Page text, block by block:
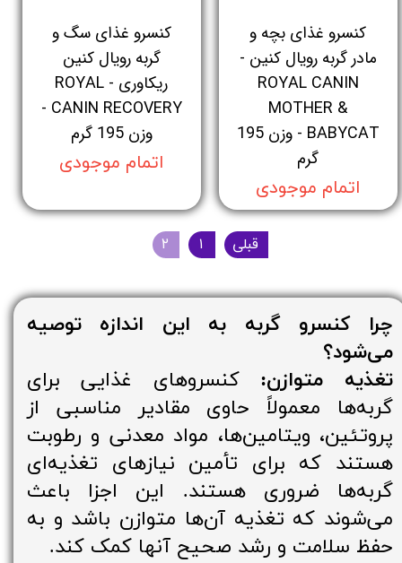
کنسرو غذای بچه و
مادر گربه رویال کنین -
ROYAL CANIN
MOTHER &
BABYCAT - وزن 195
گرم
اتمام موجودی
کنسرو غذای سگ و
گربه رویال کنین
ریکاوری - ROYAL
CANIN RECOVERY -
وزن 195 گرم
اتمام موجودی
قبلی ۱ ۲
چرا کنسرو گربه‌ به این اندازه توصیه
می‌شود؟
تغذیه متوازن: کنسروهای غذایی برای
گربه‌ها معمولاً حاوی مقادیر مناسبی از
پروتئین، ویتامین‌ها، مواد معدنی و رطوبت
هستند که برای تأمین نیازهای تغذیه‌ای
گربه‌ها ضروری هستند. این اجزا باعث
می‌شوند که تغذیه آن‌ها متوازن باشد و به
حفظ سلامت و رشد صحیح آنها کمک کند.